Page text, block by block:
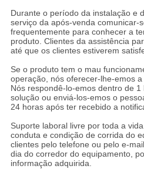
Durante o período da instalação e
serviço da após-venda comunicar-
frequentemente para conhecer a
produto. Clientes da assistência
até que os clientes estiverem
Se o produto tem o mau
operação, nós oferecer-lhe-emos
Nós respondê-lo-emos dentro de
solução ou enviá-los-emos o
24 horas após ter recebido a
Suporte laboral livre por toda a
conduta e condição de corrida do
clientes pelo telefone ou pelo e-
dia do corredor do equipamento,
informação adquirida.